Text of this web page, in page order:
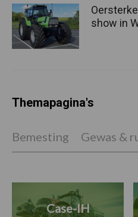
show in
Themapagina's
Bemesting Gewas &
Case-IH